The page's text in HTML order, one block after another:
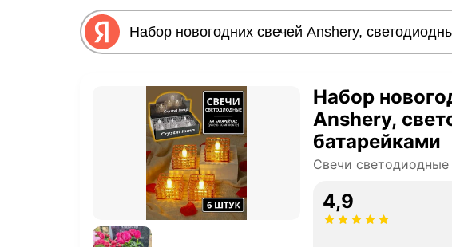
Набор
Anshery,
батарейками
Свечи светодиодные
4,9